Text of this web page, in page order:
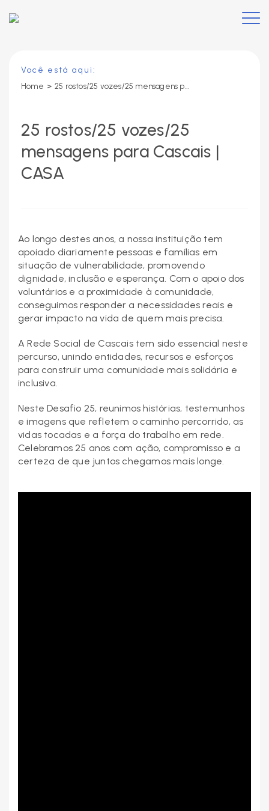
Você está aqui:
Home > 25 rostos/25 vozes/25 mensagens para Cascais | CASA
25 rostos/25 vozes/25
mensagens para Cascais |
CASA
Ao longo destes anos, a nossa instituição tem
apoiado diariamente pessoas e famílias em
situação de vulnerabilidade, promovendo
dignidade, inclusão e esperança. Com o apoio dos
voluntários e a proximidade à comunidade,
conseguimos responder a necessidades reais e
gerar impacto na vida de quem mais precisa.
A Rede Social de Cascais tem sido essencial neste
percurso, unindo entidades, recursos e esforços
para construir uma comunidade mais solidária e
inclusiva.
Neste Desafio 25, reunimos histórias, testemunhos
e imagens que refletem o caminho percorrido, as
vidas tocadas e a força do trabalho em rede.
Celebramos 25 anos com ação, compromisso e a
certeza de que juntos chegamos mais longe.